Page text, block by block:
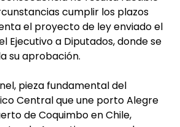
cumplir los plazos
el proyecto de ley enviado el
Ejecutivo a Diputados, donde se
su aprobación.
pieza fundamental del
Central que une porto Alegre
de Coquimbo en Chile,